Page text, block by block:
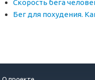
Скорость бега
Бег для похудения.